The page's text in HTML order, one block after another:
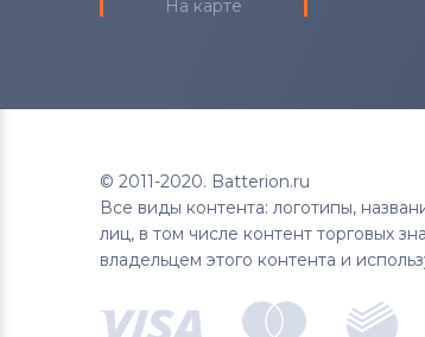
На карте
© 2011-2020. Batterion.ru
Все виды контента: логотипы,
лиц, в том числе контент торговых
владельцем этого контента и